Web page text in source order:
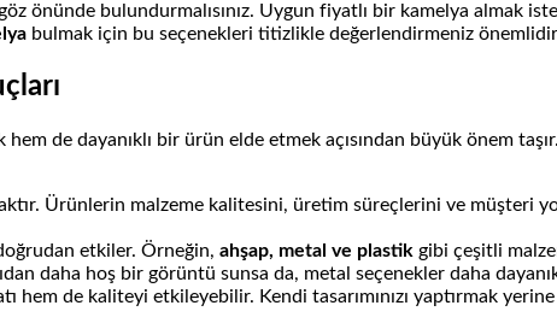
önünde bulundurmalısınız. Uygun fiyatlı bir kamelya almak
bulmak için bu seçenekleri titizlikle değerlendirmeniz
de dayanıklı bir ürün elde etmek açısından büyük önem
Ürünlerin malzeme kalitesini, üretim süreçlerini ve müşteri
etkiler. Örneğin, ahşap, metal ve plastik gibi çeşitli
daha hoş bir görüntü sunsa da, metal seçenekler daha
hem de kaliteyi etkileyebilir. Kendi tasarımınızı yaptırmak